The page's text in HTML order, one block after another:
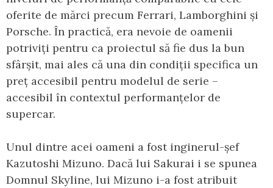
oferite de mărci precum Ferrari, Lamborghini și
Porsche. În practică, era nevoie de oamenii
potriviți pentru ca proiectul să fie dus la bun
sfârșit, mai ales că una din condiții specifica un
preț accesibil pentru modelul de serie –
accesibil în contextul performanțelor de
supercar.
Unul dintre acei oameni a fost inginerul-șef
Kazutoshi Mizuno. Dacă lui Sakurai i se spunea
Domnul Skyline, lui Mizuno i-a fost atribuit